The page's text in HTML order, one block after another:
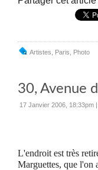
Artistes Paris Photo
30, Avenue
17 Janvier 2006, 18:33pm |
L'endroit est très
Marguettes, que l'on